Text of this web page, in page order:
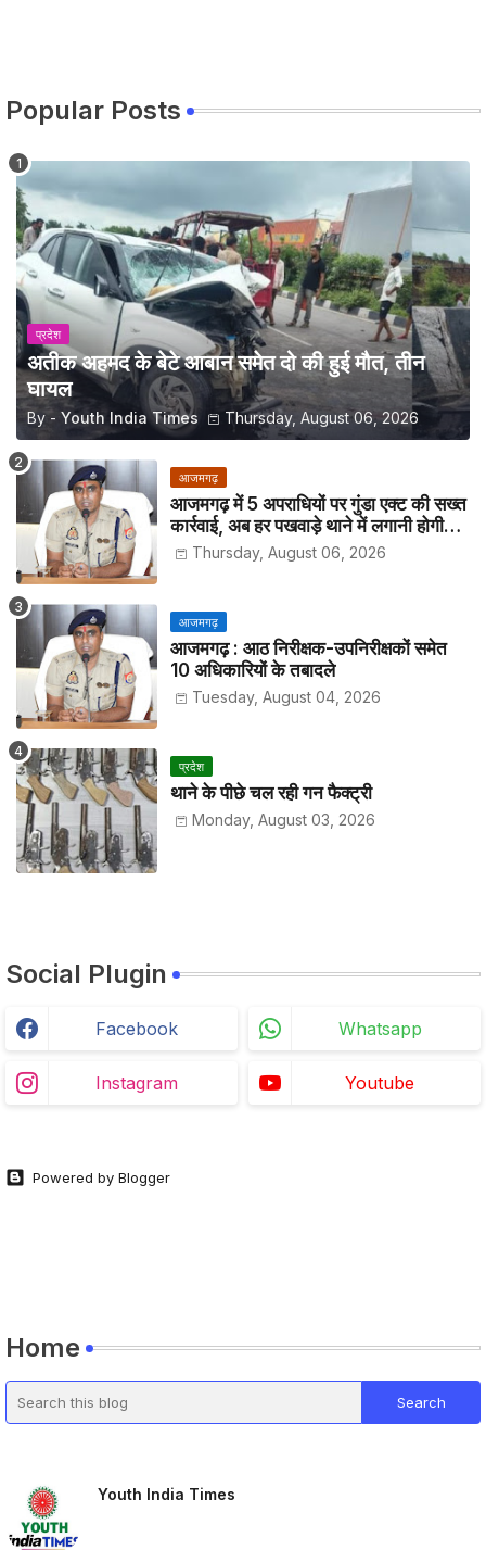
Popular Posts
प्रदेश
अतीक अहमद के बेटे आबान समेत दो की हुई मौत, तीन
घायल
By - Youth India Times Thursday, August 06, 2026
आजमगढ़
आजमगढ़ में 5 अपराधियों पर गुंडा एक्ट की सख्त
कार्रवाई, अब हर पखवाड़े थाने में लगानी होगी
हाजिरीThursday, August 06, 2026
आजमगढ़
आजमगढ़ : आठ निरीक्षक-उपनिरीक्षकों समेत
10 अधिकारियों के तबादले
Tuesday, August 04, 2026
प्रदेश
थाने के पीछे चल रही गन फैक्ट्री
Monday, August 03, 2026
Social Plugin
Facebook Whatsapp
Instagram Youtube
Powered by Blogger
Home
Youth India Times